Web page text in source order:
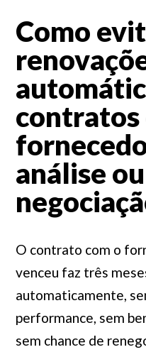
Como
contratos
análise ou
O contrato com o
venceu faz três
automaticamente,
performance, sem
sem chance de